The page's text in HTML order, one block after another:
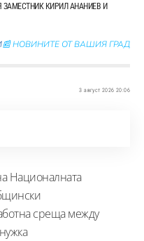
КИРИЛ АНАНИЕВ И
📰 НОВИНИТЕ ОТ ВАШИЯ ГРАД
3 август 2026 20:06
Националната
среща между